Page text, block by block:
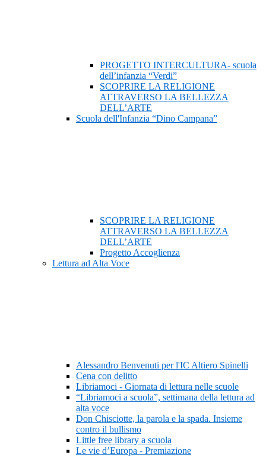
PROGETTO INTERCULTURA- scuola
dell’infanzia “Verdi”
SCOPRIRE LA RELIGIONE
ATTRAVERSO LA BELLEZZA
DELL’ARTE
Scuola dell'Infanzia “Dino Campana”
SCOPRIRE LA RELIGIONE
ATTRAVERSO LA BELLEZZA
DELL’ARTE
Progetto Accoglienza
Lettura ad Alta Voce
Alessandro Benvenuti per l'IC Altiero Spinelli
Cena con delitto
Libriamoci - Giornata di lettura nelle scuole
“Libriamoci a scuola”, settimana della lettura ad
alta voce
Don Chisciotte, la parola e la spada. Insieme
contro il bullismo
Little free library a scuola
Le vie d’Europa - Premiazione